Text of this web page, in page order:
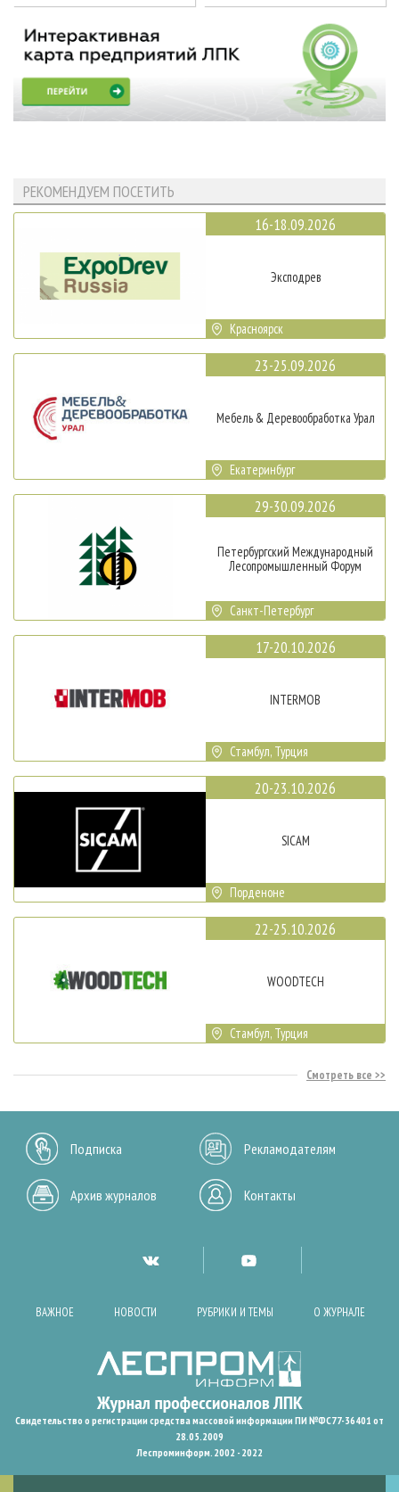
РЕКОМЕНДУЕМ ПОСЕТИТЬ
16-18.09.2026
Эксподрев
Красноярск
23-25.09.2026
Мебель & Деревообработка Урал
Екатеринбург
29-30.09.2026
Петербургский Международный
Лесопромышленный Форум
Санкт-Петербург
17-20.10.2026
INTERMOB
Стамбул, Турция
20-23.10.2026
SICAM
Порденоне
22-25.10.2026
WOODTECH
Стамбул, Турция
Смотреть все
Подписка Рекламодателям
Архив журналов Контакты
ВАЖНОЕ НОВОСТИ РУБРИКИ И ТЕМЫ О ЖУРНАЛЕ
Свидетельство о регистрации средства массовой информации ПИ №ФС77-36401 от
28.05.2009
Леспроминформ. 2002 - 2022